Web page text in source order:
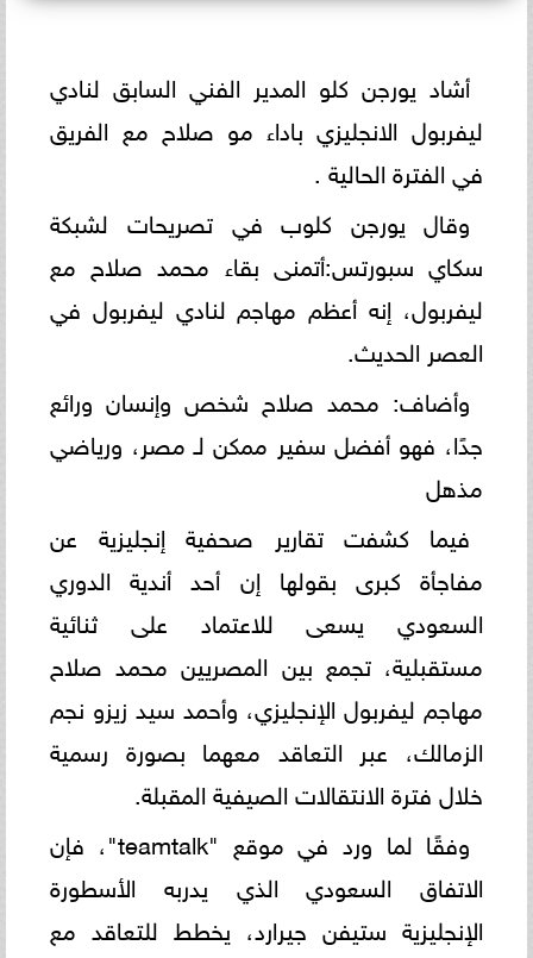
أشاد يورجن كلو المدير الفني السابق لنادي
ليفربول الانجليزي باداء مو صلاح مع الفريق
في الفترة الحالية .
وقال يورجن كلوب في تصريحات لشبكة
سكاي سبورتس:أتمنى بقاء محمد صلاح مع
ليفربول، إنه أعظم مهاجم لنادي ليفربول في
العصر الحديث.
وأضاف: محمد صلاح شخص وإنسان ورائع
جدًا، فهو أفضل سفير ممكن لـ مصر، ورياضي
مذهل
فيما كشفت تقارير صحفية إنجليزية عن
مفاجأة كبرى بقولها إن أحد أندية الدوري
السعودي يسعى للاعتماد على ثنائية
مستقبلية، تجمع بين المصريين محمد صلاح
مهاجم ليفربول الإنجليزي، وأحمد سيد زيزو نجم
الزمالك، عبر التعاقد معهما بصورة رسمية
خلال فترة الانتقالات الصيفية المقبلة.
وفقًا لما ورد في موقع "teamtalk"، فإن
الاتفاق السعودي الذي يدربه الأسطورة
الإنجليزية ستيفن جيرارد، يخطط للتعاقد مع